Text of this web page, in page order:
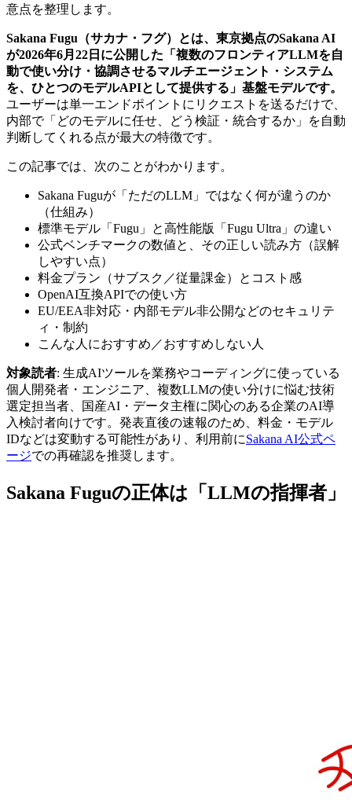
意点を整理します。
Sakana Fugu（サカナ・フグ）とは、東京拠点のSakana AI
が2026年6月22日に公開した「複数のフロンティアLLMを自
動で使い分け・協調させるマルチエージェント・システム
を、ひとつのモデルAPIとして提供する」基盤モデルです。
ユーザーは単一エンドポイントにリクエストを送るだけで、
内部で「どのモデルに任せ、どう検証・統合するか」を自動
判断してくれる点が最大の特徴です。
この記事では、次のことがわかります。
Sakana Fuguが「ただのLLM」ではなく何が違うのか
（仕組み）
標準モデル「Fugu」と高性能版「Fugu Ultra」の違い
公式ベンチマークの数値と、その正しい読み方（誤解
しやすい点）
料金プラン（サブスク／従量課金）とコスト感
OpenAI互換APIでの使い方
EU/EEA非対応・内部モデル非公開などのセキュリテ
ィ・制約
こんな人におすすめ／おすすめしない人
対象読者: 生成AIツールを業務やコーディングに使っている
個人開発者・エンジニア、複数LLMの使い分けに悩む技術
選定担当者、国産AI・データ主権に関心のある企業のAI導
入検討者向けです。発表直後の速報のため、料金・モデル
IDなどは変動する可能性があり、利用前にSakana AI公式ペ
ージでの再確認を推奨します。
Sakana Fuguの正体は「LLMの指揮者」